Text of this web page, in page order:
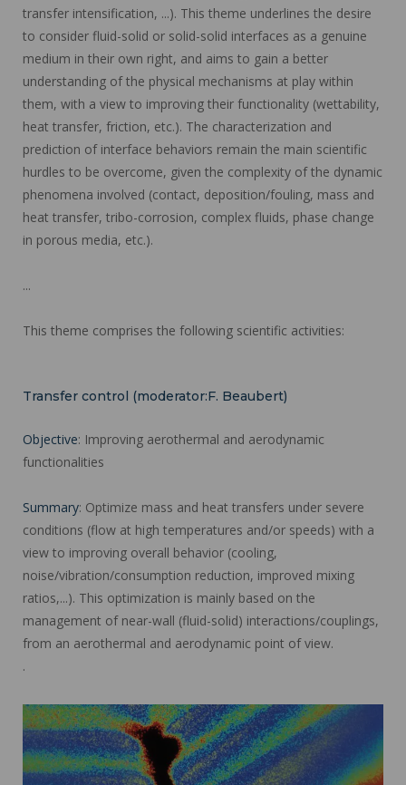
transfer intensification, ...). This theme underlines the desire
to consider fluid-solid or solid-solid interfaces as a genuine
medium in their own right, and aims to gain a better
understanding of the physical mechanisms at play within
them, with a view to improving their functionality (wettability,
heat transfer, friction, etc.). The characterization and
prediction of interface behaviors remain the main scientific
hurdles to be overcome, given the complexity of the dynamic
phenomena involved (contact, deposition/fouling, mass and
heat transfer, tribo-corrosion, complex fluids, phase change
in porous media, etc.).
...
This theme comprises the following scientific activities:
Transfer control (moderator:F. Beaubert)
Objective: Improving aerothermal and aerodynamic
functionalities
Summary: Optimize mass and heat transfers under severe
conditions (flow at high temperatures and/or speeds) with a
view to improving overall behavior (cooling,
noise/vibration/consumption reduction, improved mixing
ratios,...). This optimization is mainly based on the
management of near-wall (fluid-solid) interactions/couplings,
from an aerothermal and aerodynamic point of view.
.